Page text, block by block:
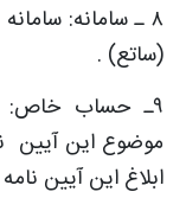
۸ ـ سامانه:
(ساتع) .
۹ـ حساب خاص:
موضوع این آیین
ابلاغ این آیین